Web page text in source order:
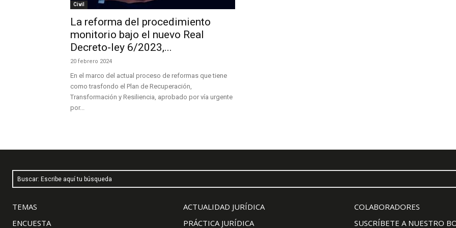
Civil
La reforma del procedimiento
monitorio bajo el nuevo Real
Decreto-ley 6/2023,...
20 febrero 2024
En el marco del actual proceso de reformas que tiene
como trasfondo el Plan de Recuperación,
Transformación y Resiliencia, aprobado por vía urgente
por...
Buscar: Escribe aquí tu búsqueda
TEMAS
ENCUESTA
ACTUALIDAD JURÍDICA
PRÁCTICA JURÍDICA
COLABORADORES
SUSCRÍBETE A NUESTRO